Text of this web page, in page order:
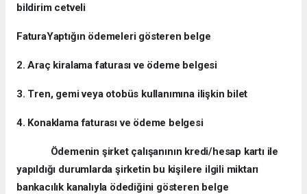
bildirim cetveli
FaturaYaptığın ödemeleri gösteren belge
2. Araç kiralama faturası ve ödeme belgesi
3. Tren, gemi veya otobüs kullanımına ilişkin bilet
4. Konaklama faturası ve ödeme belgesi
Ödemenin şirket çalışanının kredi/hesap kartı ile
yapıldığı durumlarda şirketin bu kişilere ilgili miktarı
bankacılık kanalıyla ödediğini gösteren belge